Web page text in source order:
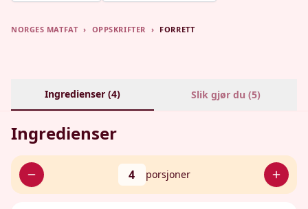
NORGES MATFAT › OPPSKRIFTER › FORRETT
Ingredienser (4) Slik gjør du (5)
Ingredienser
4 porsjoner